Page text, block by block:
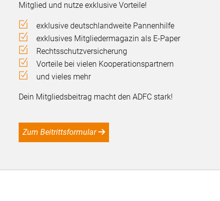
Mitglied und nutze exklusive Vorteile!
exklusive deutschlandweite Pannenhilfe
exklusives Mitgliedermagazin als E-Paper
Rechtsschutzversicherung
Vorteile bei vielen Kooperationspartnern
und vieles mehr
Dein Mitgliedsbeitrag macht den ADFC stark!
Zum Beitrittsformular